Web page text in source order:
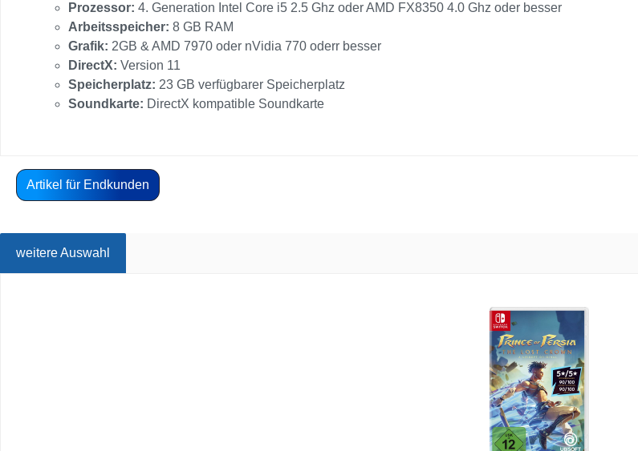
Prozessor: 4. Generation Intel Core i5 2.5 Ghz oder AMD FX8350 4.0 Ghz oder besser
Arbeitsspeicher: 8 GB RAM
Grafik: 2GB & AMD 7970 oder nVidia 770 oderr besser
DirectX: Version 11
Speicherplatz: 23 GB verfügbarer Speicherplatz
Soundkarte: DirectX kompatible Soundkarte
Artikel für Endkunden
weitere Auswahl